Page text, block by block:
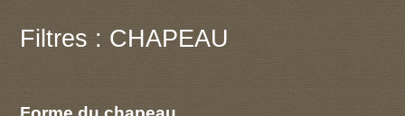
Filtres : CHAPEAU
Forme du chapeau